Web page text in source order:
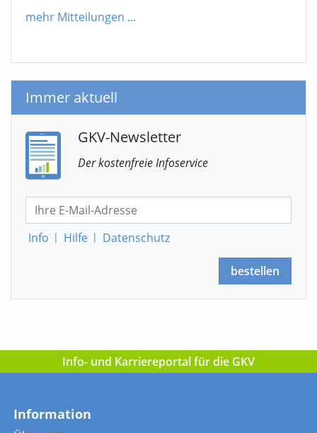
mehr Mitteilungen ...
Immer aktuell
GKV-Newsletter
Der kostenfreie Infoservice
Info | Hilfe | Datenschutz
bestellen
Info- und Karriereportal für die GKV
Information